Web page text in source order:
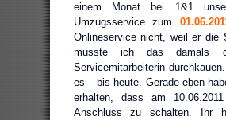
einem Monat bei 1&1
Umzugsservice zum
Onlineservice nicht, weil er die
musste ich das damals
Servicemitarbeiterin
es – bis heute. Gerade eben
erhalten, dass am
Anschluss zu schalten. Ihr